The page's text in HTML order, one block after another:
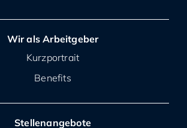
Wir als Arbeitgeber
Kurzportrait
Benefits
Stellenangebote